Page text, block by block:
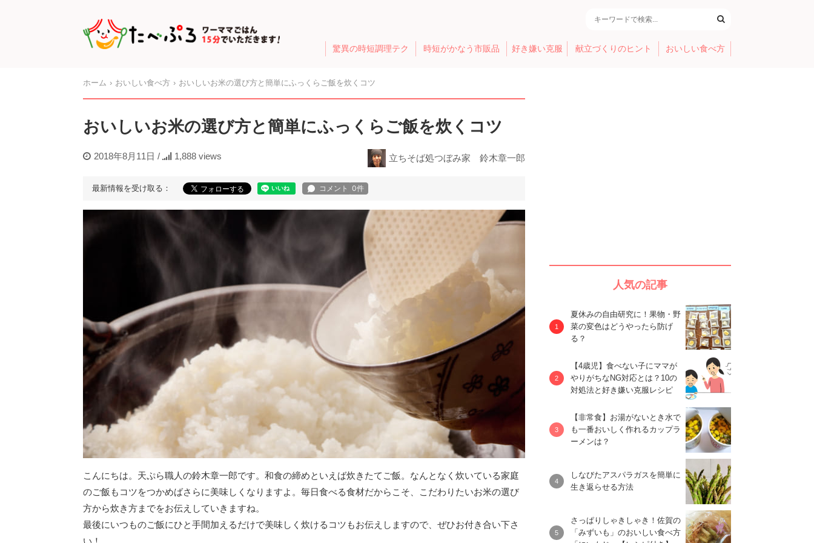
驚異の時短調理テク 時短がかなう市販品 好き嫌い克服 献立づくりのヒント おいしい食べ方
ホーム おいしい食べ方 おいしいお米の選び方と簡単にふっくらご飯を炊くコツ
おいしいお米の選び方と簡単にふっくらご飯を炊くコツ
2018年8月11日 / 1,888 views 立ちそば処つぼみ家 鈴木章一郎
最新情報を受け取る：
こんにちは。天ぷら職人の鈴木章一郎です。和食の締めといえば炊きたてご飯。なんとなく炊いている家庭
のご飯もコツをつかめばさらに美味しくなりますよ。毎日食べる食材だからこそ、こだわりたいお米の選び
方から炊き方までをお伝えしていきますね。
最後にいつものご飯にひと手間加えるだけで美味しく炊けるコツもお伝えしますので、ぜひお付き合い下さ
い！
人気の記事
夏休みの自由研究に！果物・野
菜の変色はどうやったら防げ
る？
【4歳児】食べない子にママが
やりがちなNG対応とは？10の
対処法と好き嫌い克服レシピ
【非常食】お湯がないとき水で
も一番おいしく作れるカップラ
ーメンは？
しなびたアスパラガスを簡単に
生き返らせる方法
さっぱりしゃきしゃき！佐賀の
「みずいも」のおいしい食べ方